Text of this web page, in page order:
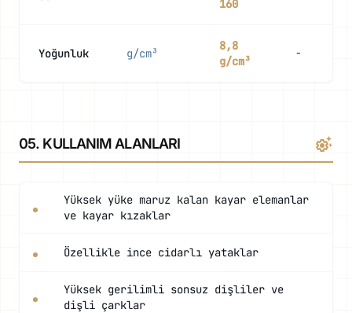
160
Yoğunluk g/cm³
8,8
g/cm³
-
05. KULLANIM ALANLARI settings_suggest
Yüksek yüke maruz kalan kayar elemanlar
ve kayar kızaklar
Özellikle ince cidarlı yataklar
Yüksek gerilimli sonsuz dişliler ve
dişli çarklar